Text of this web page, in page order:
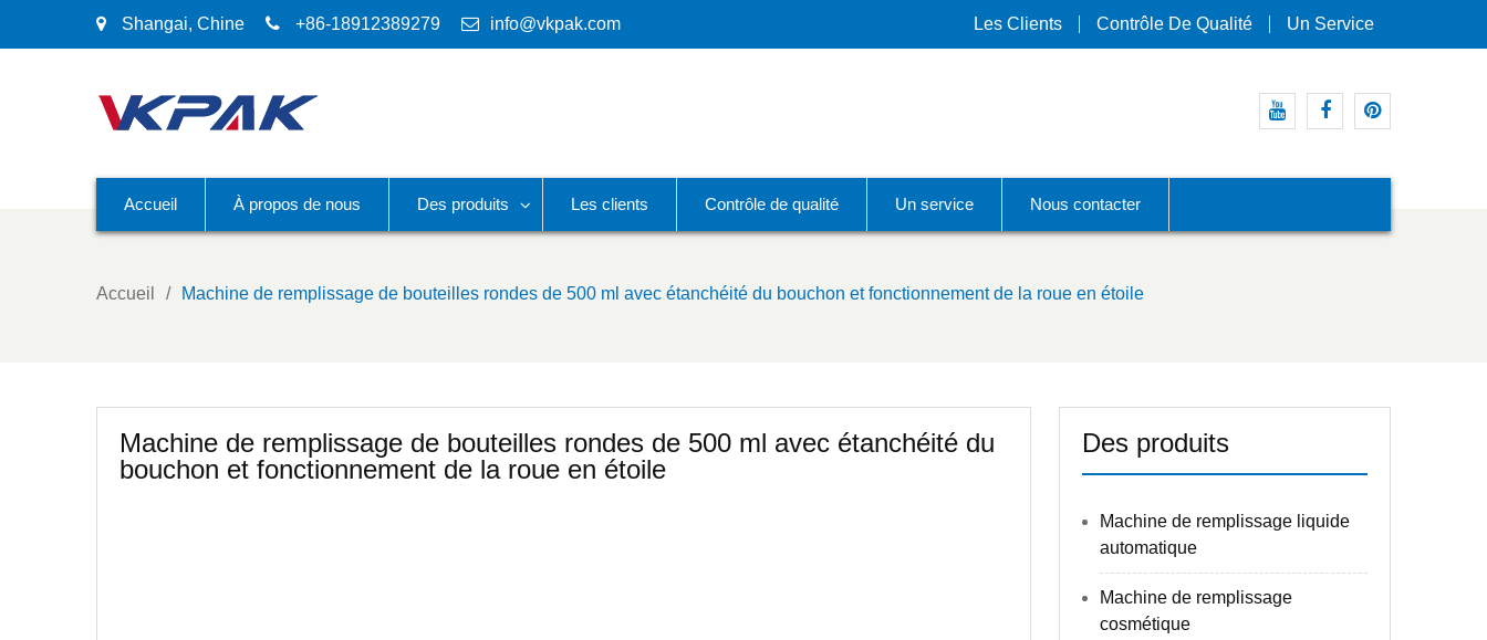
Shangai, Chine +86-18912389279 info@vkpak.com Les Clients Contrôle De Qualité Un Service
Accueil À propos de nous Des produits Les clients Contrôle de qualité Un service Nous contacter
Accueil Machine de remplissage de bouteilles rondes de 500 ml avec étanchéité du bouchon et fonctionnement de la roue en étoile
Machine de remplissage de bouteilles rondes de 500 ml avec étanchéité du
bouchon et fonctionnement de la roue en étoile
Des produits
Machine de remplissage liquide
automatique
Machine de remplissage
cosmétique